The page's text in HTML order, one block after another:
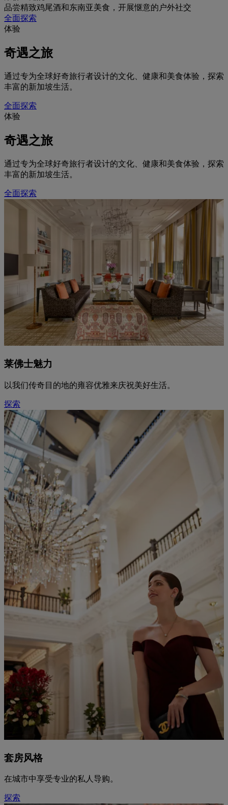
品尝精致鸡尾酒和东南亚美食，开展惬意的户外社交
全面探索
体验
奇遇之旅
通过专为全球好奇旅行者设计的文化、健康和美食体验，探索
丰富的新加坡生活。
全面探索
体验
奇遇之旅
通过专为全球好奇旅行者设计的文化、健康和美食体验，探索
丰富的新加坡生活。
全面探索
莱佛士魅力
以我们传奇目的地的雍容优雅来庆祝美好生活。
探索
套房风格
在城市中享受专业的私人导购。
探索